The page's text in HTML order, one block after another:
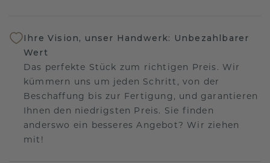
Ihre Vision, unser Handwerk: Unbezahlbarer
Wert
Das perfekte Stück zum richtigen Preis. Wir
kümmern uns um jeden Schritt, von der
Beschaffung bis zur Fertigung, und garantieren
Ihnen den niedrigsten Preis. Sie finden
anderswo ein besseres Angebot? Wir ziehen
mit!